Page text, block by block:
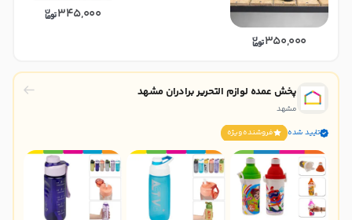
350,000
345,000
پخش عمده لوازم التحریر برادران مشهد
مشهد
تایید شده
فروشنده ويژه